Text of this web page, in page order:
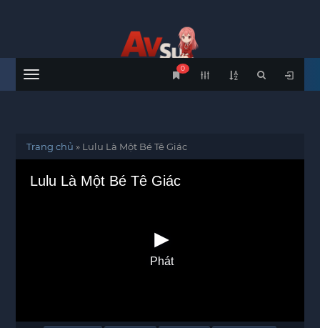
Menu
0
Trang chủ » Lulu Là Một Bé Tê Giác
Lulu Là Một Bé Tê Giác
Phát